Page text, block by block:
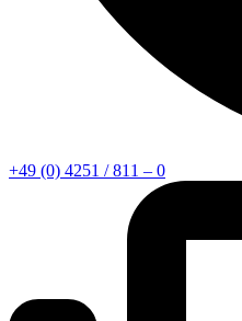
+49 (0) 4251 / 811 – 0